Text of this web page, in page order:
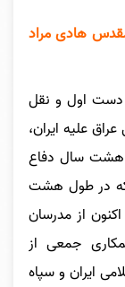
هادی مراد
دست اول و نقل
علیه ایران،
هشت سال دفاع
که در طول هشت
از مدرسان
جمعی از
ایران و سپاه